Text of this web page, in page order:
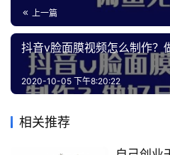
上一篇
抖音v脸面膜视频怎么制作？
2020-10-05 下午8:20:22
相关推荐